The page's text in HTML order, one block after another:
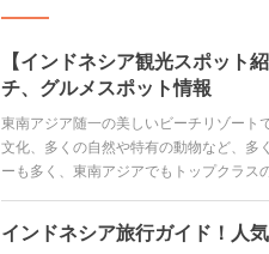
【インドネシア観光スポット
チ、グルメスポット情報
東南アジア随一の美しいビーチリゾート
文化、多くの自然や特有の動物など、多
ーも多く、東南アジアでもトップクラ
インドネシア旅行ガイド！人